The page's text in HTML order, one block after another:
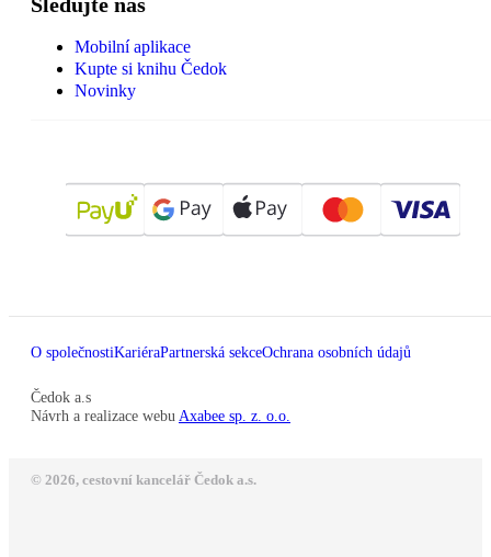
Mobilní aplikace
Kupte si knihu Čedok
Novinky
O společnostiKariéraPartnerská sekceOchrana osobních údajů
Čedok a.s
Návrh a realizace webu Axabee sp. z. o.o.
© 2026, cestovní kancelář Čedok a.s.